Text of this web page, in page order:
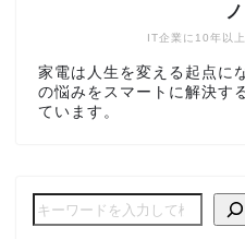
IT企業に10年以
家電は人生を変える起点に
の悩みをスマートに解決す
ています。